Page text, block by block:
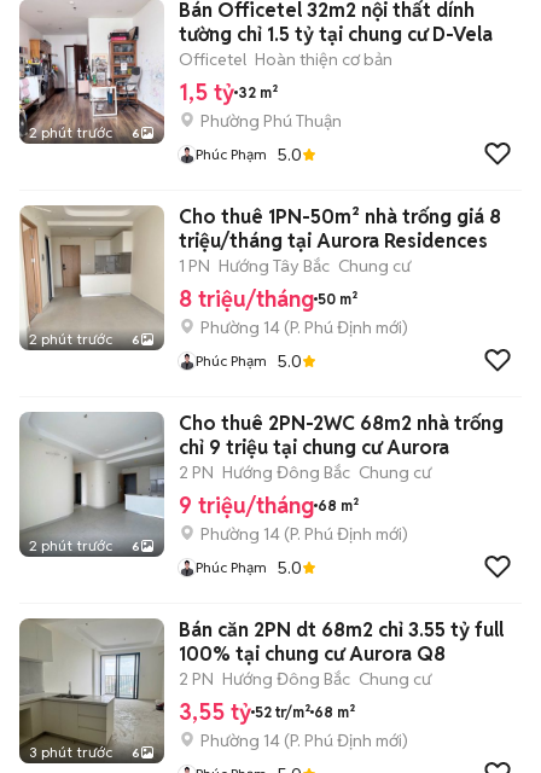
2 phút trước 6
Bán Officetel 32m2 nội thất dính
tường chỉ 1.5 tỷ tại chung cư D-Vela
Officetel Hoàn thiện cơ bản
1,5 tỷ 32 m²
Phường Phú Thuận
Phúc Phạm 5.0
2 phút trước 6
Cho thuê 1PN-50m² nhà trống giá 8
triệu/tháng tại Aurora Residences
1 PN Hướng Tây Bắc Chung cư
8 triệu/tháng 50 m²
Phường 14 (P. Phú Định mới)
Phúc Phạm 5.0
2 phút trước 6
Cho thuê 2PN-2WC 68m2 nhà trống
chỉ 9 triệu tại chung cư Aurora
2 PN Hướng Đông Bắc Chung cư
9 triệu/tháng 68 m²
Phường 14 (P. Phú Định mới)
Phúc Phạm 5.0
3 phút trước 6
Bán căn 2PN dt 68m2 chỉ 3.55 tỷ full
100% tại chung cư Aurora Q8
2 PN Hướng Đông Bắc Chung cư
3,55 tỷ 52 tr/m² 68 m²
Phường 14 (P. Phú Định mới)